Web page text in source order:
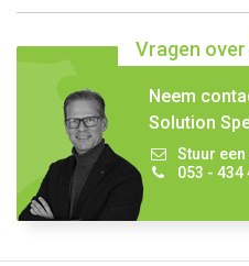
Vragen
Neem
Solution
Stuur een
053 - 434